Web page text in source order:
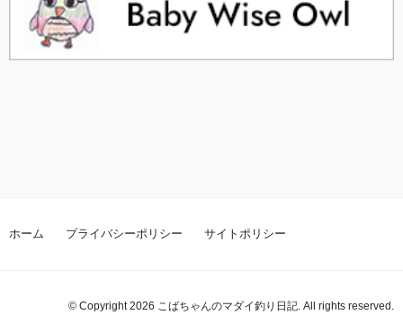
ホーム プライバシーポリシー サイトポリシー
© Copyright 2026 こばちゃんのマダイ釣り日記. All rights reserved.